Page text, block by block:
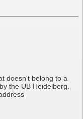
doesn't belong to a
the UB Heidelberg.